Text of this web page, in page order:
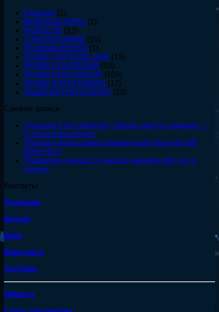
сделал
Featured (2)
ВИДЕООБЗОРЫ (2)
НОВОСТИ (12)
О ФОТОГРАФИИ (10)
РАЗМЫШЛЕНИЯ (1)
УРОКИ CAPTURE ONE (15)
УРОКИ LIGHTROOM (10)
УРОКИ PHOTOSHOP (109)
УРОКИ ФОТОГРАФИИ (17)
ЭКШЕНЫ PHOTOSHOP (10)
Свежие записи
«Раньше я её оберегал, теперь просто снимаю» —
4 этапа взросления
7Artisans представила бюджетный объектив MF
50mm f/1.2
Photoshop съедал 12 часов в неделю. Вот что я
сделал
Контакты
Телеграм
Boosty
Дзен
Вконтакте
YouTube
Оферта